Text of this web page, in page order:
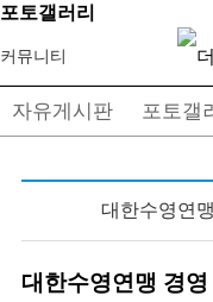
포토갤러리
커뮤니티
자유게시판 포토갤
대한수영연
대한수영연맹 경영